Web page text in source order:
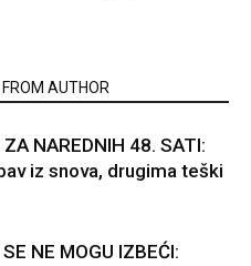
FROM AUTHOR
ZA NAREDNIH 48. SATI:
iz snova, drugima teški
NE MOGU IZBEĆI: